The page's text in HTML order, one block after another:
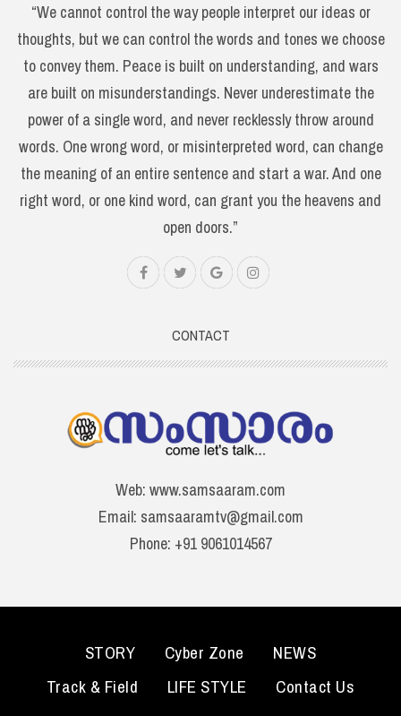
“We cannot control the way people interpret our ideas or
thoughts, but we can control the words and tones we choose
to convey them. Peace is built on understanding, and wars
are built on misunderstandings. Never underestimate the
power of a single word, and never recklessly throw around
words. One wrong word, or misinterpreted word, can change
the meaning of an entire sentence and start a war. And one
right word, or one kind word, can grant you the heavens and
open doors.”
CONTACT
Web: www.samsaaram.com
Email: samsaaramtv@gmail.com
Phone: +91 9061014567
STORY Cyber Zone
NEWS
Track & Field
LIFE STYLE Contact Us